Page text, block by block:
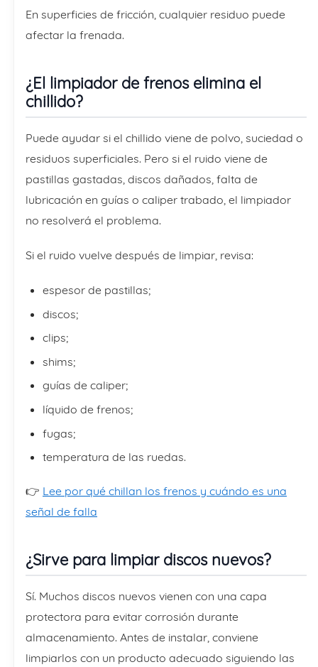
En superficies de fricción, cualquier residuo puede
afectar la frenada.
¿El limpiador de frenos elimina el
chillido?
Puede ayudar si el chillido viene de polvo, suciedad o
residuos superficiales. Pero si el ruido viene de
pastillas gastadas, discos dañados, falta de
lubricación en guías o caliper trabado, el limpiador
no resolverá el problema.
Si el ruido vuelve después de limpiar, revisa:
espesor de pastillas;
discos;
clips;
shims;
guías de caliper;
líquido de frenos;
fugas;
temperatura de las ruedas.
👉 Lee por qué chillan los frenos y cuándo es una
señal de falla
¿Sirve para limpiar discos nuevos?
Sí. Muchos discos nuevos vienen con una capa
protectora para evitar corrosión durante
almacenamiento. Antes de instalar, conviene
limpiarlos con un producto adecuado siguiendo las